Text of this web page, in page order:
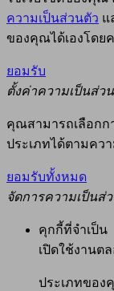
ความเป็นส่วนตัว แ
ของคุณได้เองโดย
ยอมรับ
ตั้งค่าความเป็นส่ว
คุณสามารถเลือกก
ประเภทได้ตามคว
ยอมรับทั้งหมด
จัดการความเป็นส่
คุกกี้ที่จำเป็น
เปิดใช้งานต
ประเภทของ